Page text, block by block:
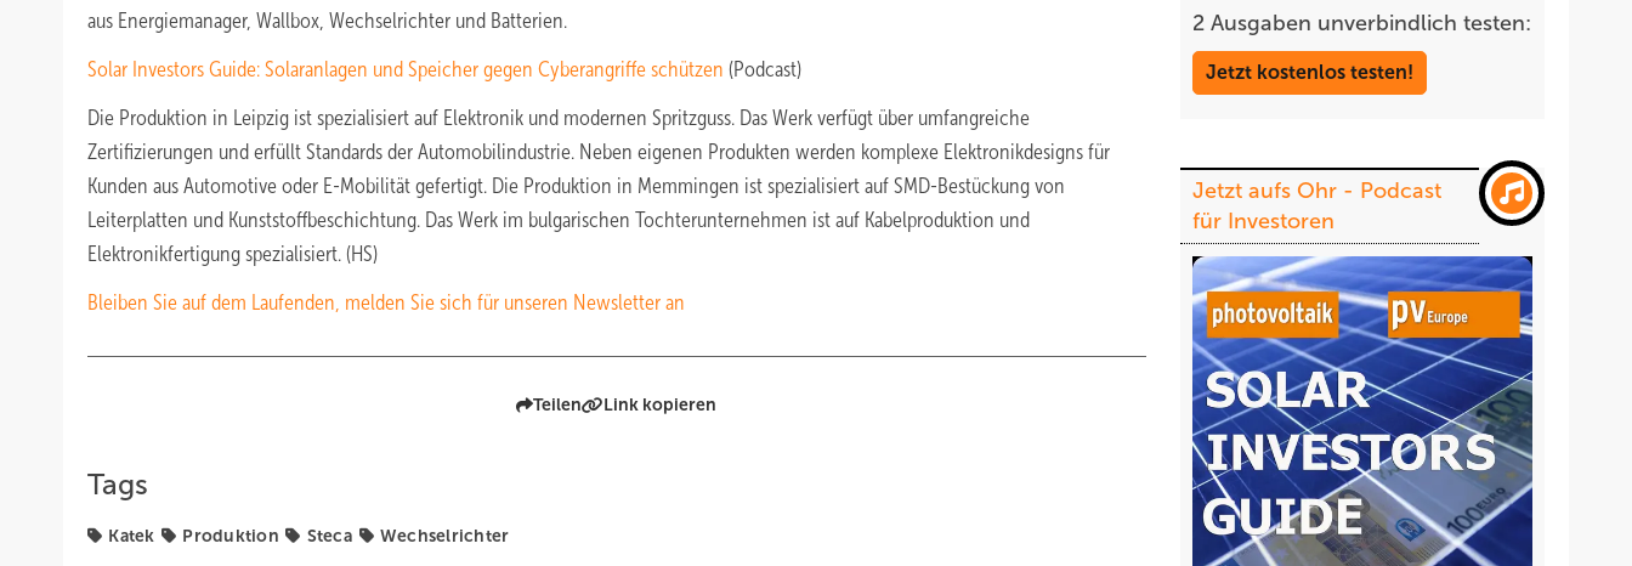
aus Energiemanager, Wallbox, Wechselrichter und Batterien.
Solar Investors Guide: Solaranlagen und Speicher gegen Cyberangriffe schützen (Podcast)
Die Produktion in Leipzig ist spezialisiert auf Elektronik und modernen Spritzguss. Das Werk verfügt über umfangreiche
Zertifizierungen und erfüllt Standards der Automobilindustrie. Neben eigenen Produkten werden komplexe Elektronikdesigns für
Kunden aus Automotive oder E-Mobilität gefertigt. Die Produktion in Memmingen ist spezialisiert auf SMD-Bestückung von
Leiterplatten und Kunststoffbeschichtung. Das Werk im bulgarischen Tochterunternehmen ist auf Kabelproduktion und
Elektronikfertigung spezialisiert. (HS)
Bleiben Sie auf dem Laufenden, melden Sie sich für unseren Newsletter an
Teilen Link kopieren
Tags
Katek Produktion Steca Wechselrichter
2 Ausgaben unverbindlich testen:
Jetzt kostenlos testen!
Jetzt aufs Ohr - Podcast
für Investoren